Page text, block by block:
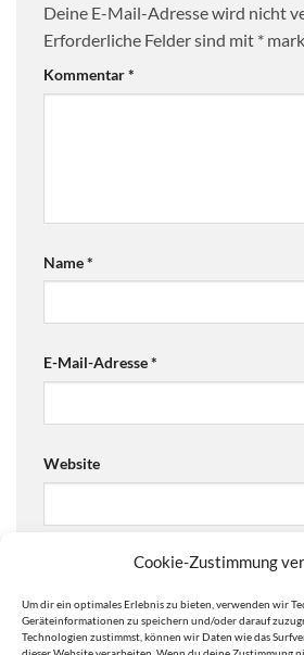
Cookie-Zustimmung
Um dir ein optimales Erlebnis zu bieten, verwenden wir
Geräteinformationen zu speichern und/oder darauf
Technologien zustimmst, können wir Daten wie das
Deine E-Mail-Adresse wird nicht
Erforderliche Felder sind mit *
Kommentar*
Name*
E-Mail-Adresse*
Website
Ja, füge mich zu der Mailingliste
Are you human? Please solve: